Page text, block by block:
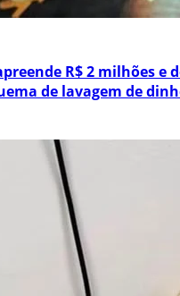
R$ 2 milhões e
de lavagem de